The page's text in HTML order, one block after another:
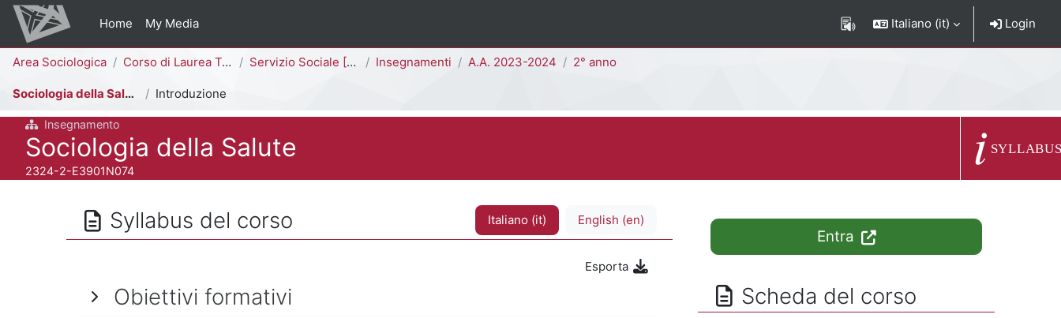
Vai al contenuto principale
Home
My Media Italiano ‎(it)‎ Login
Percorso della pagina
Area Sociologica Corso di Laurea Triennale Servizio Sociale [E3902N - E3901N] Insegnamenti A.A. 2023-2024 2° anno
Sociologia della Salute Introduzione
Insegnamento
Titolo del corso
Sociologia della Salute
Codice identificativo del corso
2324-2-E3901N074
Descrizione del
SYLLABUS
Syllabus del corso Italiano ‎(it)‎ English ‎(en)‎
Esporta
Obiettivi formativi
Entra
Scheda del corso